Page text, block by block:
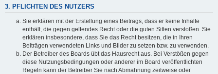
3. PFLICHTEN DES NUTZERS
Sie erklären mit der Erstellung eines Beitrags, dass er keine Inhalte
enthält, die gegen geltendes Recht oder die guten Sitten verstoßen. Sie
erklären insbesondere, dass Sie das Recht besitzen, die in Ihren
Beiträgen verwendeten Links und Bilder zu setzen bzw. zu verwenden.
Der Betreiber des Boards übt das Hausrecht aus. Bei Verstößen gegen
diese Nutzungsbedingungen oder anderer im Board veröffentlichten
Regeln kann der Betreiber Sie nach Abmahnung zeitweise oder